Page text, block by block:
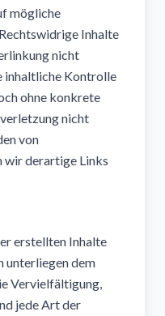
mögliche
Inhalte
nicht
inhaltliche Kontrolle
ohne konkrete
nicht
von
wir derartige Links
erstellten Inhalte
unterliegen dem
Vervielfältigung,
jede Art der